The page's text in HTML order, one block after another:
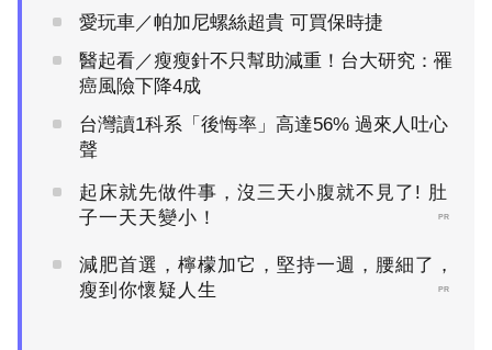
愛玩車／帕加尼螺絲超貴 可買保時捷
醫起看／瘦瘦針不只幫助減重！台大研究：罹
癌風險下降4成
台灣讀1科系「後悔率」高達56% 過來人吐心
聲
起床就先做件事，沒三天小腹就不見了! 肚
子一天天變小！
PR
減肥首選，檸檬加它，堅持一週，腰細了，
瘦到你懷疑人生
PR